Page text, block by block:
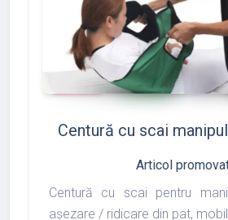
86favorite thumb_up
Centură cu scai
Articol
Centură cu scai pentru
așezare / ridicare din pat,